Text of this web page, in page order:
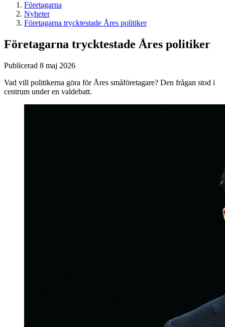
Företagarna
Nyheter
Företagarna trycktestade Åres politiker
Företagarna trycktestade Åres politiker
Publicerad 8 maj 2026
Vad vill politikerna göra för Åres småföretagare? Den frågan stod i
centrum under en valdebatt.